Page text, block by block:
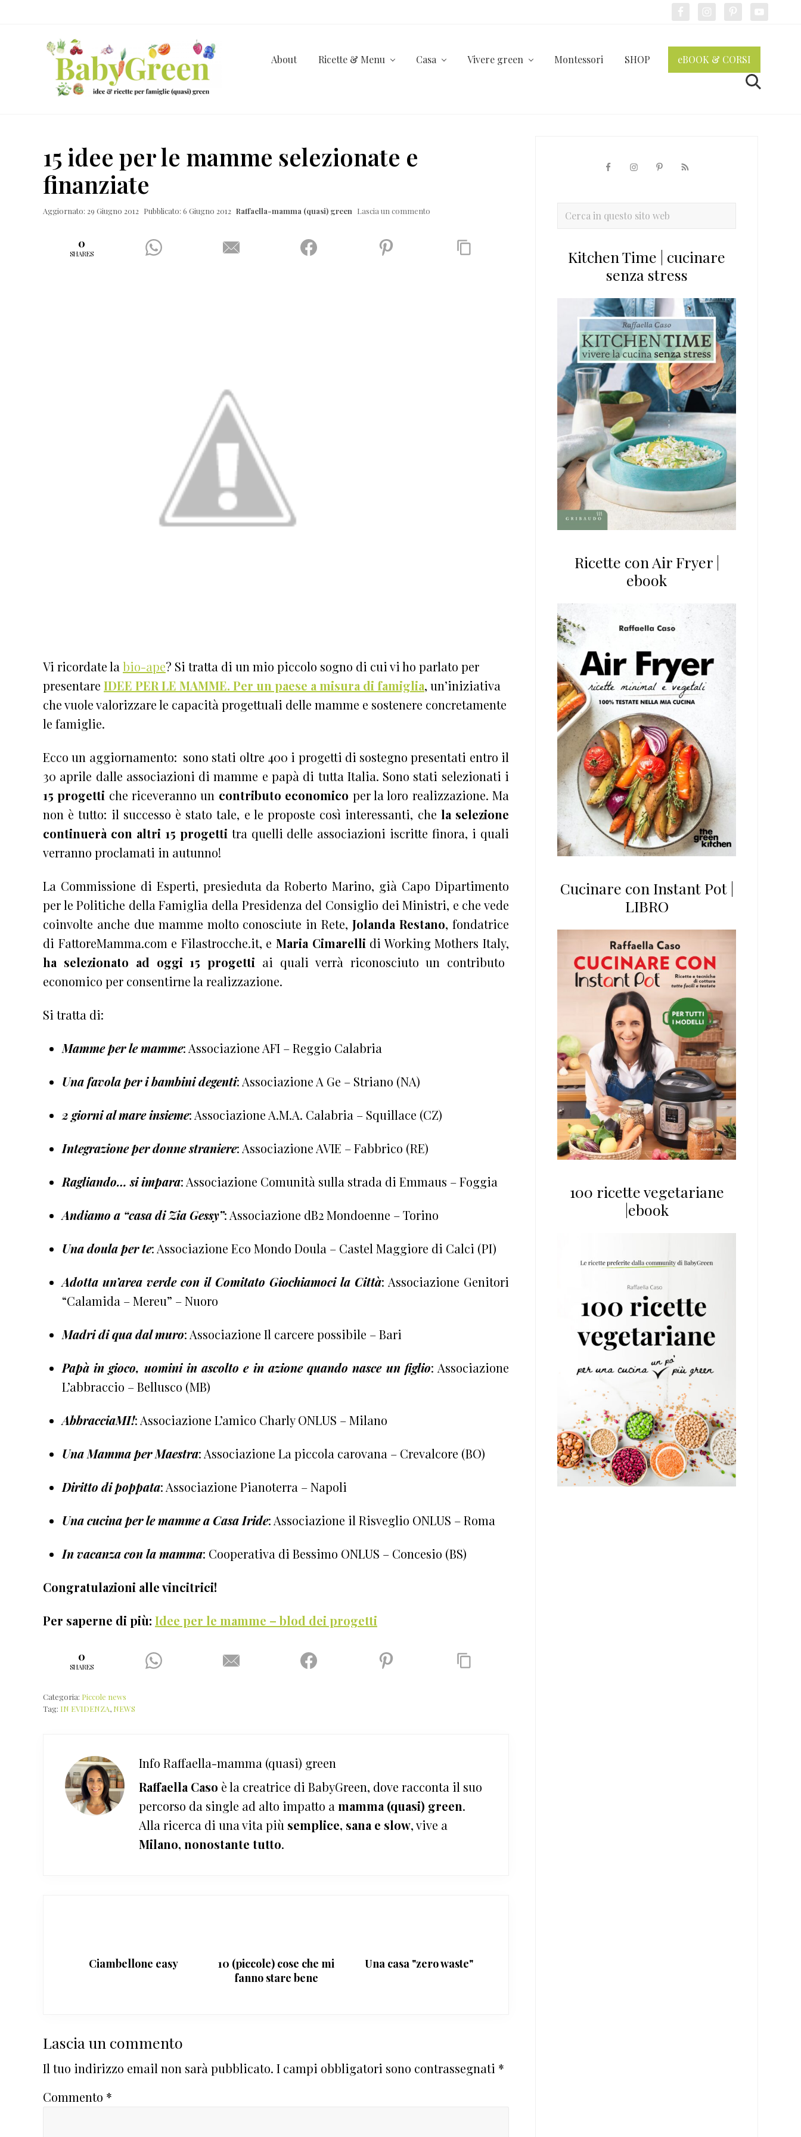
ricette
per
famiglie
(quasi)
About Ricette & Menu Casa Vivere green Montessori SHOP eBOOK & CORSI
Cerca
15 idee per le mamme selezionate e
finanziate
Aggiornato: 29 Giugno 2012 Pubblicato: 6 Giugno 2012 Raffaella-mamma (quasi) green Lascia un commento
0
SHARES
Vi ricordate la bio-ape? Si tratta di un mio piccolo sogno di cui vi ho parlato per
presentare IDEE PER LE MAMME. Per un paese a misura di famiglia, un’iniziativa
che vuole valorizzare le capacità progettuali delle mamme e sostenere concretamente
le famiglie.
Ecco un aggiornamento: sono stati oltre 400 i progetti di sostegno presentati entro il
30 aprile dalle associazioni di mamme e papà di tutta Italia. Sono stati selezionati i
15 progetti che riceveranno un contributo economico per la loro realizzazione. Ma
non è tutto: il successo è stato tale, e le proposte così interessanti, che la selezione
continuerà con altri 15 progetti tra quelli delle associazioni iscritte finora, i quali
verranno proclamati in autunno!
La Commissione di Esperti, presieduta da Roberto Marino, già Capo Dipartimento
per le Politiche della Famiglia della Presidenza del Consiglio dei Ministri, e che vede
coinvolte anche due mamme molto conosciute in Rete,Jolanda Restano, fondatrice
di FattoreMamma.com e Filastrocche.it, e Maria Cimarelli di Working Mothers Italy,
ha selezionato ad oggi 15 progetti ai quali verrà riconosciuto un contributo
economico per consentirne la realizzazione.
Si tratta di:
Mamme per le mamme: Associazione AFI – Reggio Calabria
Una favola per i bambini degenti: Associazione A Ge – Striano (NA)
2 giorni al mare insieme: Associazione A.M.A. Calabria – Squillace (CZ)
Integrazione per donne straniere: Associazione AVIE – Fabbrico (RE)
Ragliando… si impara: Associazione Comunità sulla strada di Emmaus – Foggia
Andiamo a “casa di Zia Gessy”: Associazione dB2 Mondoenne – Torino
Una doula per te: Associazione Eco Mondo Doula – Castel Maggiore di Calci (PI)
Adotta un’area verde con il Comitato Giochiamoci la Città: Associazione Genitori
“Calamida – Mereu” – Nuoro
Madri di qua dal muro: Associazione Il carcere possibile – Bari
Papà in gioco, uomini in ascolto e in azione quando nasce un figlio: Associazione
L’abbraccio – Bellusco (MB)
AbbracciaMI!: Associazione L’amico Charly ONLUS – Milano
Una Mamma per Maestra: Associazione La piccola carovana – Crevalcore (BO)
Diritto di poppata: Associazione Pianoterra – Napoli
Una cucina per le mamme a Casa Iride: Associazione il Risveglio ONLUS – Roma
In vacanza con la mamma: Cooperativa di Bessimo ONLUS – Concesio (BS)
Congratulazioni alle vincitrici!
Per saperne di più: Idee per le mamme – blod dei progetti
0
SHARES
Categoria: Piccole news
Tag: IN EVIDENZA, NEWS
Info Raffaella-mamma (quasi) green
Raffaella Caso è la creatrice di BabyGreen, dove racconta il suo
percorso da single ad alto impatto a mamma (quasi) green.
Alla ricerca di una vita più semplice, sana e slow, vive a
Milano, nonostante tutto.
Ciambellone easy
10 (piccole) cose che mi
fanno stare bene
Una casa "zero waste"
Interazioni
del
lettore
Lascia un commento
Il tuo indirizzo email non sarà pubblicato. I campi obbligatori sono contrassegnati *
Commento *
primaria
Cerca
sitoKitchen Time | cucinare
senza stress
Ricette con Air Fryer |
ebook
Cucinare con Instant Pot |
LIBRO
100 ricette vegetariane
|ebook